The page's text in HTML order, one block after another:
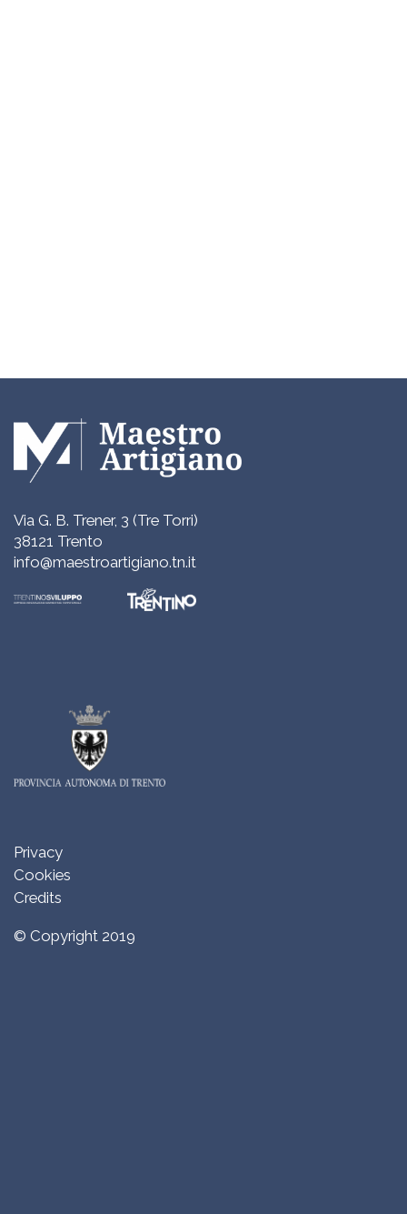
Via G. B. Trener, 3 (Tre Torri)
38121 Trento
info@maestroartigiano.tn.it
Privacy
Cookies
Credits
© Copyright 2019